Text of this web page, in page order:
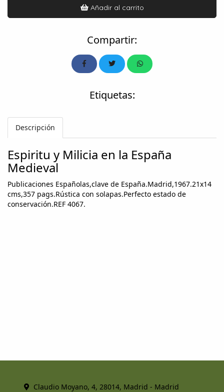
Añadir al carrito
Compartir:
Etiquetas:
Descripción
Espiritu y Milicia en la España
Medieval
Publicaciones Españolas,clave de España.Madrid,1967.21x14
cms,357 pags.Rústica con solapas.Perfecto estado de
conservación.REF 4067.
Claudio Moyano, 4, 28014, Madrid - Madrid